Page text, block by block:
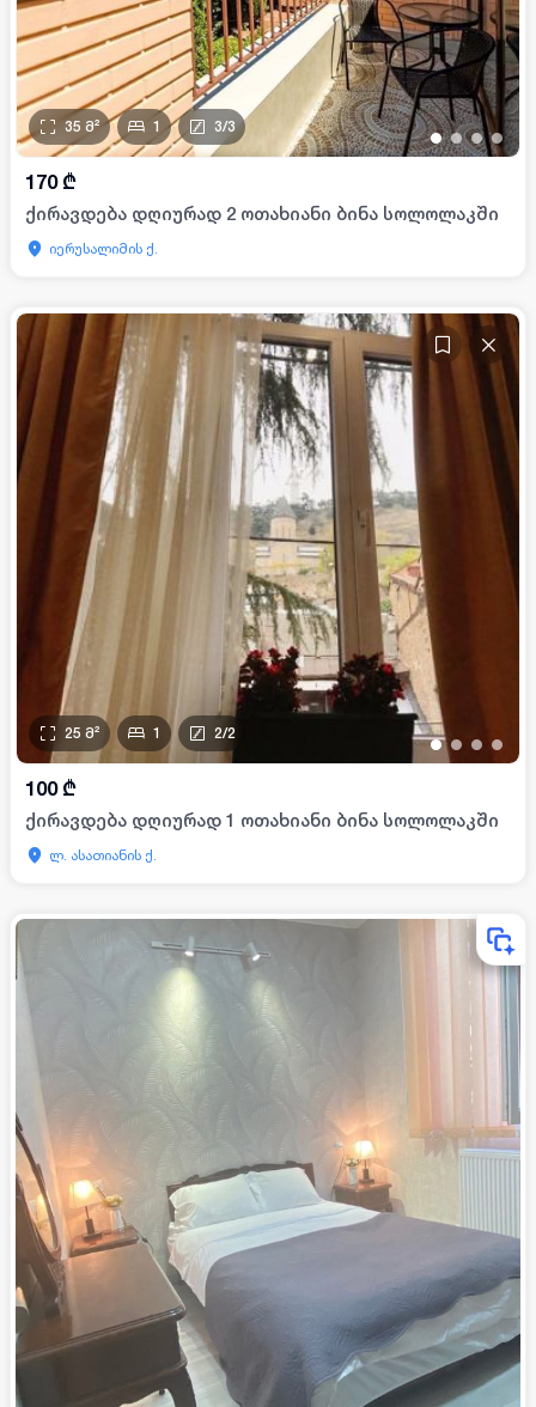
••••
35 მ² 1 3/3
170 ₾
ქირავდება დღიურად 2 ოთახიანი ბინა სოლოლაკში
იერუსალიმის ქ.
• • • •
25 მ² 1 2/2
100 ₾
ქირავდება დღიურად 1 ოთახიანი ბინა სოლოლაკში
ლ. ასათიანის ქ.